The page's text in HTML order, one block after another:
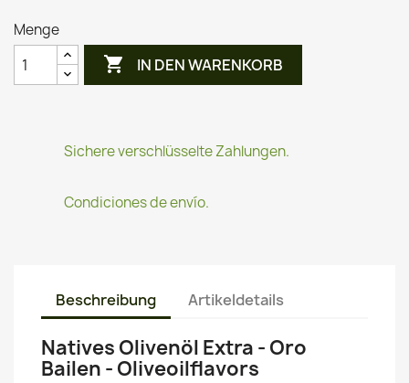
Menge
 IN DEN WARENKORB
Sichere verschlüsselte Zahlungen.
Condiciones de envío.
Beschreibung Artikeldetails
Natives Olivenöl Extra - Oro
Bailen - Oliveoilflavors